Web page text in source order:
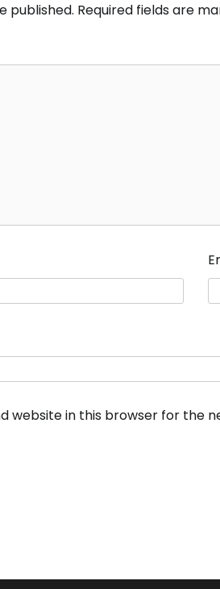
published. Required fields are
website in this browser for the